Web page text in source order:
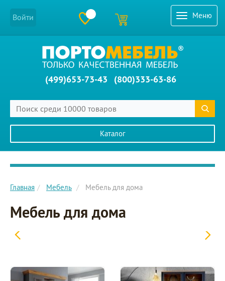
Меню
Войти
(499)653-73-43 (800)333-63-86
Каталог
Главное меню сайта
Главная Мебель Мебель для дома
Мебель для дома